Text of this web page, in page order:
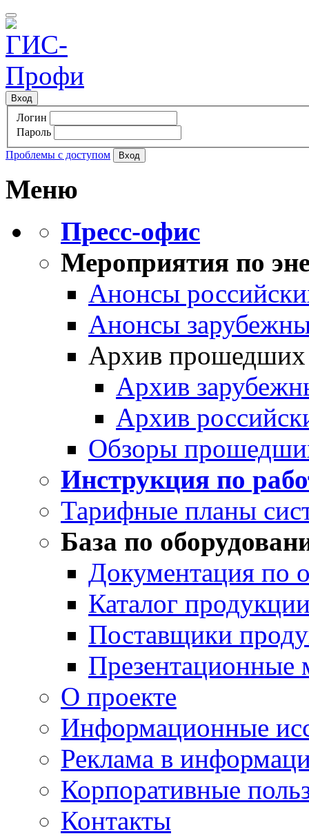
Вход
Логин
Пароль
Проблемы с доступом
Меню
Пресс-офис
Мероприятия по
Анонсы
Анонсы
Архив прошедших
Архив
Архив
Обзоры
Инструкция по
Тарифные планы
База по
Документация по
Каталог
Поставщики
Презентационные
О проекте
Информационные
Реклама в
Корпоративные
Контакты